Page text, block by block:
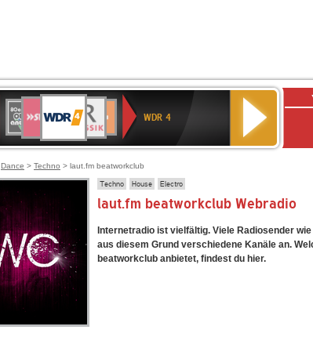
Deutschlandfunk
80er
90er
OLDIE
ANTENNE
4
KLASSIK
Deutschlandfunk
Kultur
Kultur
2
WDR 4
Dance > Techno > laut.fm beatworkclub
Techno House Electro
laut.fm beatworkclub Webradio
Internetradio ist vielfältig. Viele Radiosender
aus diesem Grund verschiedene Kanäle an.
beatworkclub anbietet, findest du hier.